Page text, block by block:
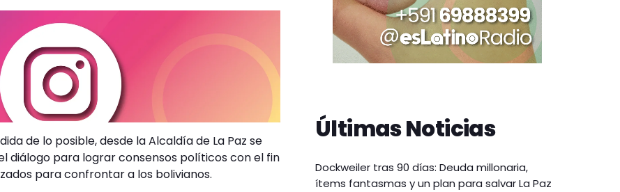
de lo posible, desde la Alcaldía de La Paz se
diálogo para lograr consensos políticos con el fin
para confrontar a los bolivianos.
Últimas Noticias
Dockweiler tras 90 días: Deuda millonaria,
ítems fantasmas y un plan para salvar La Paz